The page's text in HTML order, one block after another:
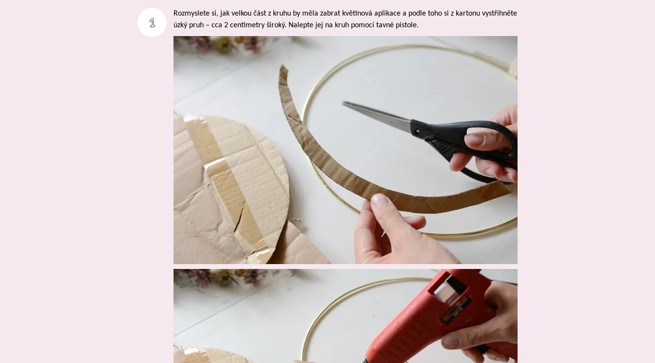
Rozmyslete si, jak velkou část z kruhu by měla zabrat květinová aplikace a podle toho si z kartonu vystřihněte
úzký pruh – cca 2 centimetry široký. Nalepte jej na kruh pomocí tavné pistole.